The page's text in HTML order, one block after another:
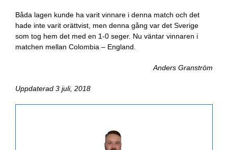
Båda lagen kunde ha varit vinnare i denna match och det
hade inte varit orättvist, men denna gång var det Sverige
som tog hem det med en 1-0 seger. Nu väntar vinnaren i
matchen mellan Colombia – England.
Anders Granström
Uppdaterad 3 juli, 2018